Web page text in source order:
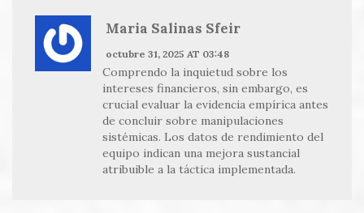
Maria Salinas Sfeir
octubre 31, 2025 AT 03:48
Comprendo la inquietud sobre los
intereses financieros, sin embargo, es
crucial evaluar la evidencia empírica antes
de concluir sobre manipulaciones
sistémicas. Los datos de rendimiento del
equipo indican una mejora sustancial
atribuible a la táctica implementada.